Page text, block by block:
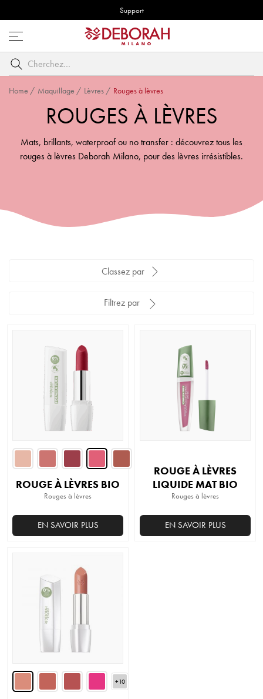
Support
Ouvrez
le
menu
Cherchez
par
mot
Home / Maquillage / Lèvres/ Rouges à lèvres
ROUGES À LÈVRES
Mats, brillants, waterproof ou no transfer : découvrez tous les
rouges à lèvres Deborah Milano, pour des lèvres irrésistibles.
Classez par
Filtrez par
ROUGE À LÈVRES BIO
Rouges à lèvres
EN SAVOIR PLUS
ROUGE À LÈVRES
LIQUIDE MAT BIO
Rouges à lèvres
EN SAVOIR PLUS
+10